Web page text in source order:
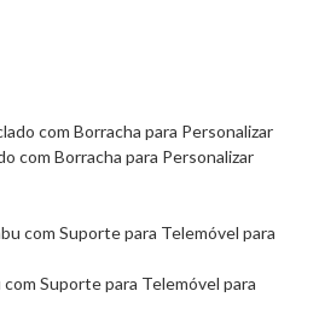
com Borracha para Personalizar
Suporte para Telemóvel para